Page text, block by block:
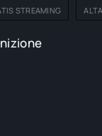
STREAMING